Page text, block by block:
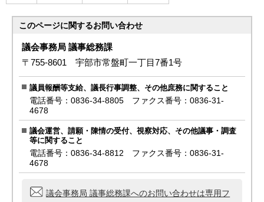
このページに関するお問い合わせ
議会事務局 議事総務課
〒755-8601 宇部市常盤町一丁目7番1号
議員報酬等支給、議長行事調整、その他庶務に関すること
電話番号：0836-34-8805 ファクス番号：0836-31-
4678
議会運営、請願・陳情の受付、視察対応、その他議事・調査
等に関すること
電話番号：0836-34-8812 ファクス番号：0836-31-
4678
議会事務局 議事総務課へのお問い合わせは専用フ